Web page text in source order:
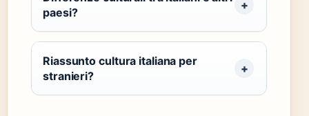
paesi?
Riassunto cultura italiana per
stranieri?